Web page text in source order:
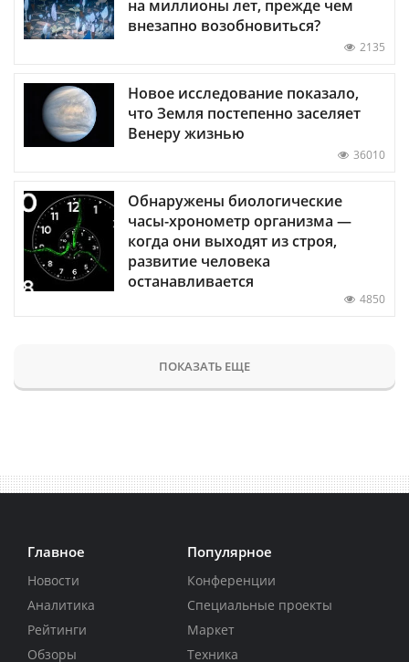
на миллионы лет, прежде чем
внезапно возобновиться?
2135
Новое исследование показало,
что Земля постепенно заселяет
Венеру жизнью
36010
Обнаружены биологические
часы-хронометр организма —
когда они выходят из строя,
развитие человека
останавливается
4850
ПОКАЗАТЬ ЕЩЕ
Главное
Новости
Аналитика
Рейтинги
Обзоры
Популярное
Конференции
Специальные проекты
Маркет
Техника